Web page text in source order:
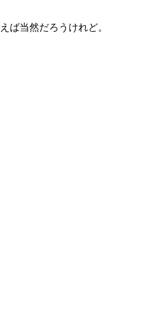
ば当然だろうけれど。